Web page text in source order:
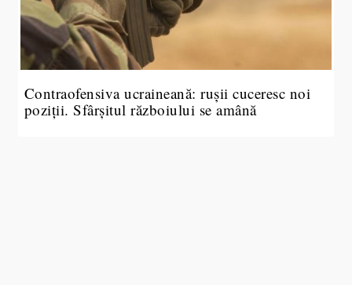
Contraofensiva ucraineană: rușii cuceresc noi
poziții. Sfârșitul războiului se amână